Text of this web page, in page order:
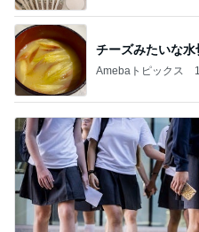
チーズみたいな水
Amebaトピックス